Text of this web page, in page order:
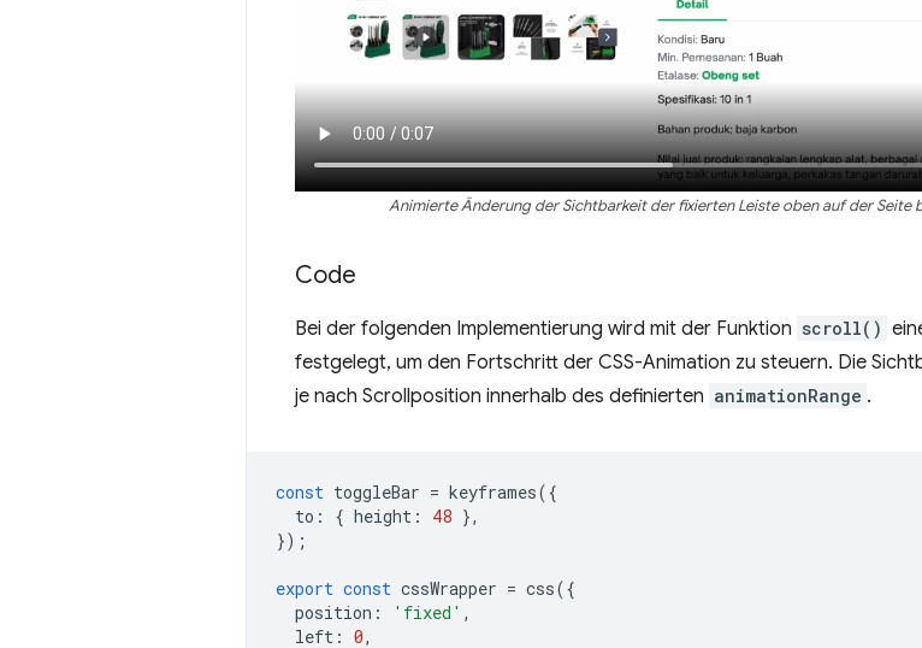
Animierte Änderung der Sichtbarkeit der fixierten Leiste oben auf der Seite
Code
Bei der folgenden Implementierung wird mit der Funktion scroll()
festgelegt, um den Fortschritt der CSS-Animation zu steuern. Die
je nach Scrollposition innerhalb des definierten animationRange .
const toggleBar = keyframes({
to : { height : 48 },
});
export const cssWrapper = css({
position : 'fixed' ,
left : 0,